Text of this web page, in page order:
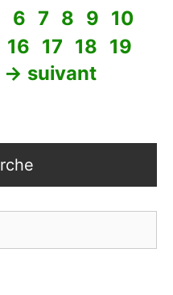
Page
6 Page
7 Page
8 Page
9 Page
10
Page
16 Page
17 Page
18 Page
19
→ suivant